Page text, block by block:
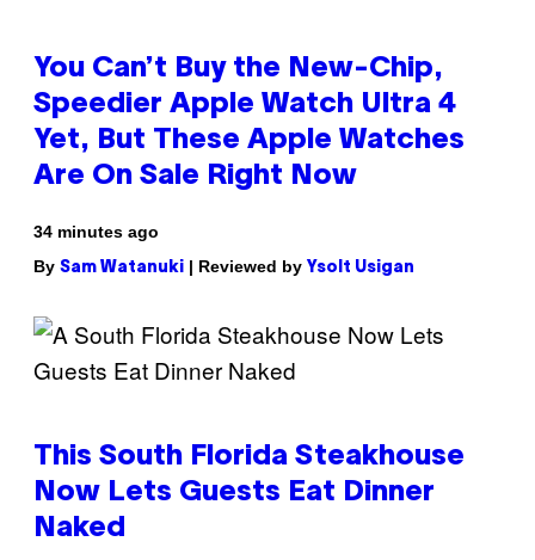
You Can’t Buy the New-Chip,
Speedier Apple Watch Ultra 4
Yet, But These Apple Watches
Are On Sale Right Now
34 minutes ago
By Sam Watanuki | Reviewed by Ysolt Usigan
This South Florida Steakhouse
Now Lets Guests Eat Dinner
Naked